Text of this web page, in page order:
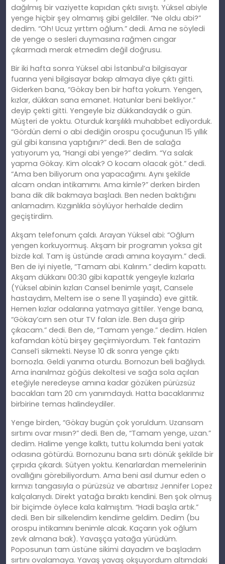
dağılmış bir vaziyette kapıdan çıktı sıvıştı. Yüksel abiyle
yenge hiçbir şey olmamış gibi geldiler. “Ne oldu abi?”
dedim. “Oh! Ucuz yırttım oğlum.” dedi. Ama ne söyledi
de yenge o sesleri duymasına rağmen cıngar
çıkarmadı merak etmedim değil doğrusu.
Bir iki hafta sonra Yüksel abi İstanbul’a bilgisayar
fuarına yeni bilgisayar bakıp almaya diye çıktı gitti.
Giderken bana, “Gökay ben bir hafta yokum. Yengen,
kızlar, dükkan sana emanet. Hatunlar beni bekliyor.”
deyip çekti gitti. Yengeyle biz dükkandaydık o gün.
Müşteri de yoktu. Oturduk karşılıklı muhabbet ediyorduk.
“Gördün demi o abi dediğin orospu çocuğunun 15 yıllık
gül gibi karısına yaptığını?” dedi. Ben de salağa
yatıyorum ya, “Hangi abi yenge?” dedim. “Ya salak
yapma Gökay. Kim olcak? O kocam olacak göt.” dedi.
“Ama ben biliyorum ona yapacağımı. Aynı şekilde
alcam ondan intikamımı. Ama kimle?” derken birden
bana dik dik bakmaya başladı. Ben neden baktığını
anlamadım. Kızgınlıkla söylüyor herhalde dedim
geçiştirdim.
Akşam telefonum çaldı. Arayan Yüksel abi: “Oğlum
yengen korkuyormuş. Akşam bir programın yoksa git
bizde kal. Tam iş üstünde aradı amına koyayım.” dedi.
Ben de iyi niyetle, “Tamam abi. Kalırım.” dedim kapattı.
Akşam dükkanı 00:30 gibi kapattık yengeyle kızlarla
(Yüksel abinin kızları Cansel benimle yaşıt, Cansele
hastaydım, Meltem ise o sene 11 yaşıinda) eve gittik.
Hemen kızlar odalarına yatmaya gittiler. Yenge bana,
“Gökay’cım sen otur TV falan izle. Ben duşa girip
çıkacam.” dedi. Ben de, “Tamam yenge.” dedim. Halen
kafamdan kötü birşey geçirmiyordum. Tek fantazim
Cansel’i sikmekti. Neyse 10 dk sonra yenge çıktı
bornozla. Geldi yanıma oturdu. Bornozun beli bağlıydı.
Ama inanılmaz göğüs dekoltesi ve sağa sola açılan
eteğiyle neredeyse amına kadar gözüken pürüzsüz
bacakları tam 20 cm yanımdaydı. Hatta bacaklarımız
birbirine temas halindeydiler.
Yenge birden, “Gökay bugün çok yoruldum. Uzansam
sırtımı ovar mısın?” dedi. Ben de, “Tamam yenge, uzan.”
dedim. Halime yenge kalktı, tuttu kolumda beni yatak
odasına götürdü. Bornozunu bana sırtı dönük şekilde bir
çırpıda çıkardı. Sütyen yoktu. Kenarlardan memelerinin
ovallığını görebiliyordum. Ama beni asıl dumur eden o
kırmızı tangasıyla o pürüzsüz ve abartısız Jennifer Lopez
kalçalarıydı. Direkt yatağa bıraktı kendini. Ben şok olmuş
bir biçimde öylece kala kalmıştım. “Hadi başla artık.”
dedi. Ben bir silkelendim kendime geldim. Dedim (bu
orospu intikamını benimle alcak. Kaçarın yok oğlum
zevk almana bak). Yavaşça yatağa yürüdüm.
Poposunun tam üstüne sikimi dayadım ve başladım
sırtını ovalamaya. Yavaş yavaş okşuyordum altımdaki